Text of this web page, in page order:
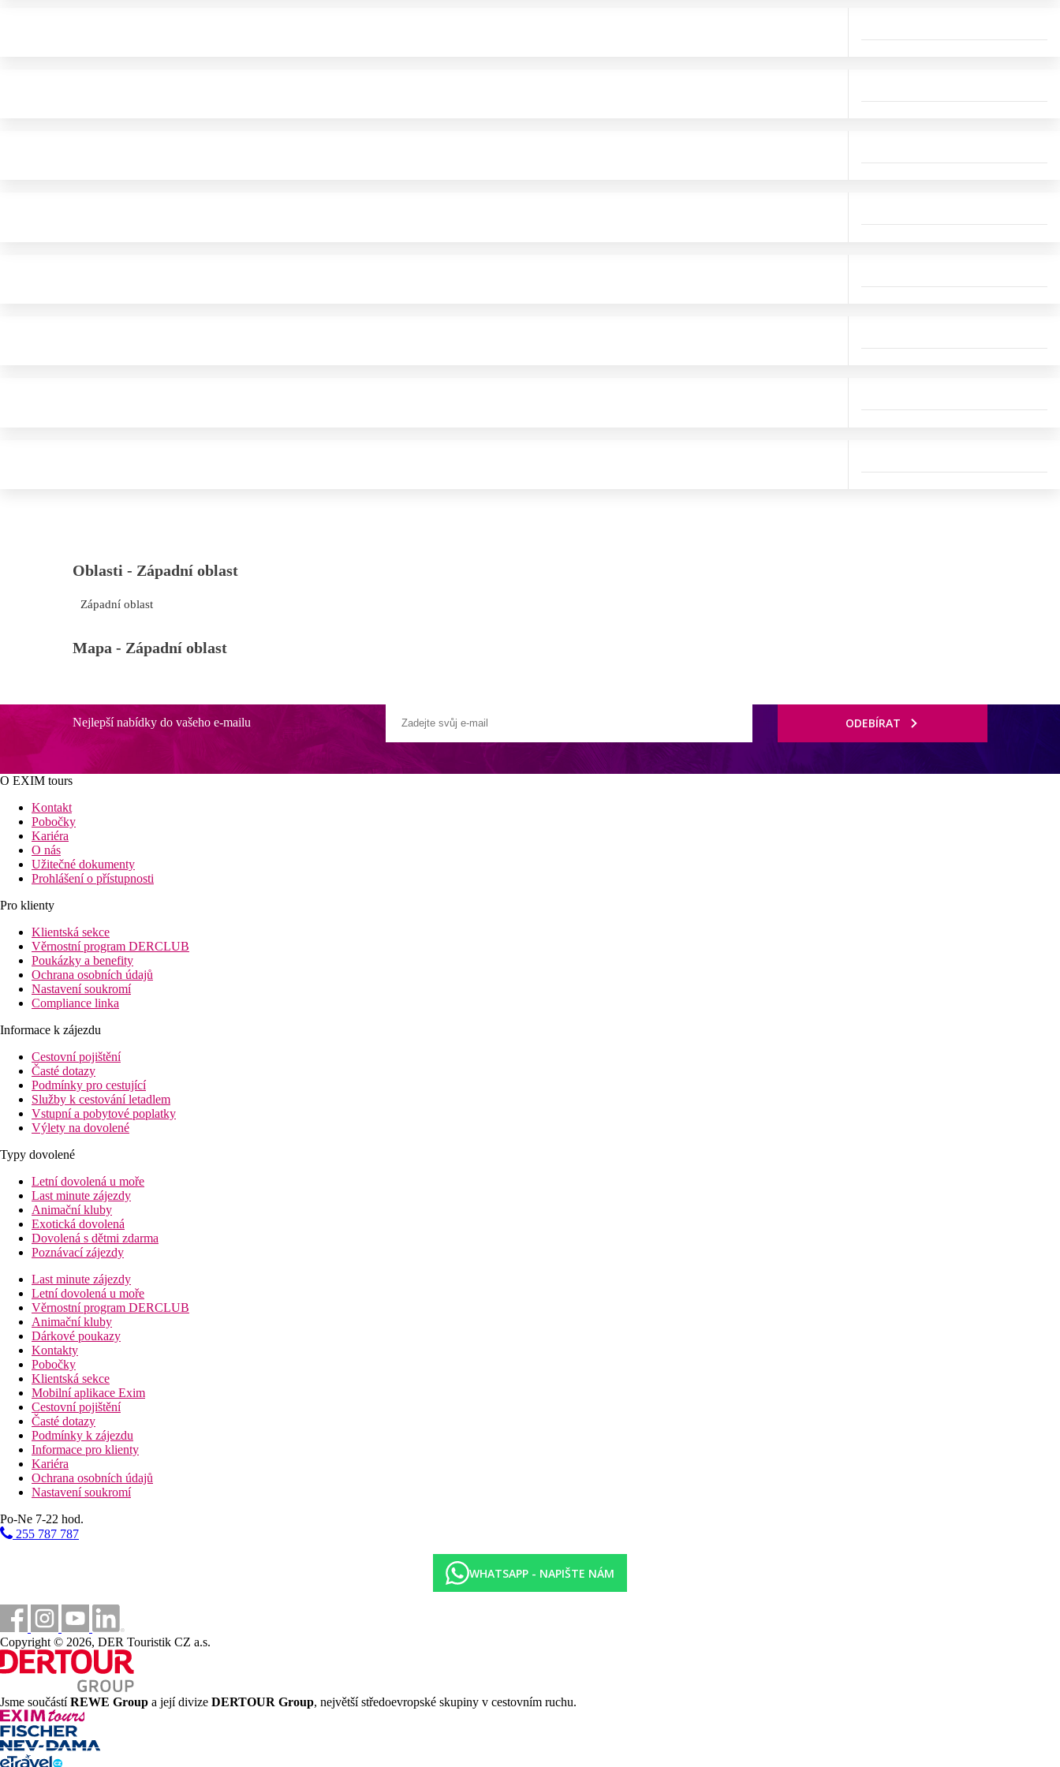
Oblasti - Západní oblast
Západní oblast
Mapa - Západní oblast
Nejlepší nabídky do vašeho e-mailu ODEBÍRAT
O EXIM tours
Kontakt
Pobočky
Kariéra
O nás
Užitečné dokumenty
Prohlášení o přístupnosti
Pro klienty
Klientská sekce
Věrnostní program DERCLUB
Poukázky a benefity
Ochrana osobních údajů
Nastavení soukromí
Compliance linka
Informace k zájezdu
Cestovní pojištění
Časté dotazy
Podmínky pro cestující
Služby k cestování letadlem
Vstupní a pobytové poplatky
Výlety na dovolené
Typy dovolené
Letní dovolená u moře
Last minute zájezdy
Animační kluby
Exotická dovolená
Dovolená s dětmi zdarma
Poznávací zájezdy
Last minute zájezdy
Letní dovolená u moře
Věrnostní program DERCLUB
Animační kluby
Dárkové poukazy
Kontakty
Pobočky
Klientská sekce
Mobilní aplikace Exim
Cestovní pojištění
Časté dotazy
Podmínky k zájezdu
Informace pro klienty
Kariéra
Ochrana osobních údajů
Nastavení soukromí
Po-Ne 7-22 hod.
255 787 787
WHATSAPP - NAPIŠTE NÁM
Copyright © 2026, DER Touristik CZ a.s.
Jsme součástíREWE Group a její divize DERTOUR Group, největší středoevropské skupiny v cestovním ruchu.